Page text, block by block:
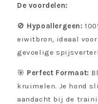
De voordelen:
🚫 Hypoallergeen:
eiwitbron, ideaal
gevoelige
🎯 Perfect Formaat:
kruimelen. Je hond
aandacht bij de